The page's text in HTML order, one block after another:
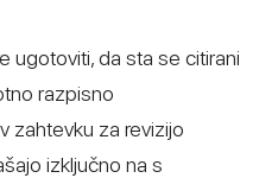
ugotoviti, da sta se citirani
razpisno
zahtevku za revizijo
izključno na s